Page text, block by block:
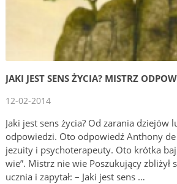
JAKI JEST SENS ŻYCIA? MISTRZ
12-02-2014
Jaki jest sens życia? Od zarania dziejów
odpowiedzi. Oto odpowiedź Anthony
jezuity i psychoterapeuty. Oto krótka
wie”. Mistrz nie wie Poszukujący zbliżył
ucznia i zapytał: – Jaki jest sens …